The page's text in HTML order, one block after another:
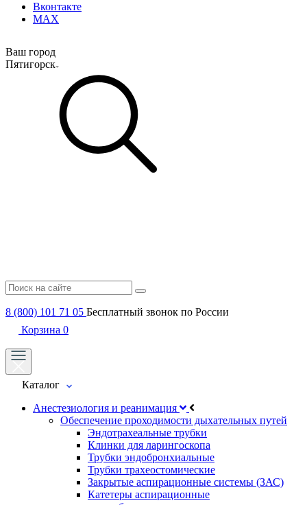
Вконтакте
MAX
Ваш город
Пятигорск
8 (800) 101 71 05 Бесплатный звонок по России
Корзина 0
Каталог
Анестезиология и реанимация
Обеспечение проходимости дыхательных путей
Эндотрахеальные трубки
Клинки для ларингоскопа
Трубки эндобронхиальные
Трубки трахеостомические
Закрытые аспирационные системы (ЗАС)
Катетеры аспирационные